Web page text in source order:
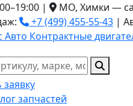
|
МО, Химки —
+7 (499) 455-55-43 |
Авто Контрактные
запчастей